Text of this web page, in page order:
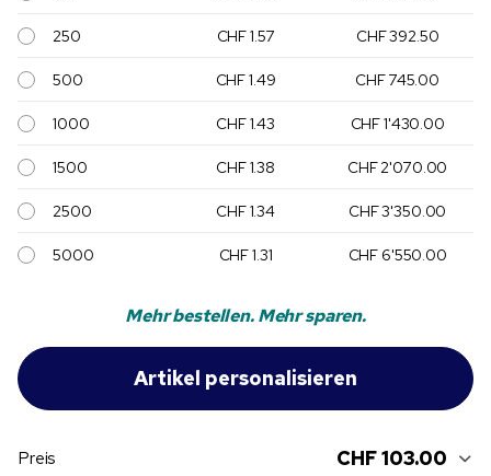
250 CHF 1.57 CHF 392.50
500 CHF 1.49 CHF 745.00
1000 CHF 1.43 CHF 1'430.00
1500 CHF 1.38 CHF 2'070.00
2500 CHF 1.34 CHF 3'350.00
5000 CHF 1.31 CHF 6'550.00
Mehr bestellen. Mehr sparen.
Preis CHF 103.00